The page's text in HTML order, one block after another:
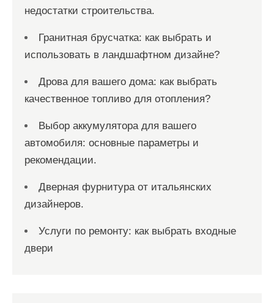
недостатки строительства.
Гранитная брусчатка: как выбрать и
использовать в ландшафтном дизайне?
Дрова для вашего дома: как выбрать
качественное топливо для отопления?
Выбор аккумулятора для вашего
автомобиля: основные параметры и
рекомендации.
Дверная фурнитура от итальянских
дизайнеров.
Услуги по ремонту: как выбрать входные
двери